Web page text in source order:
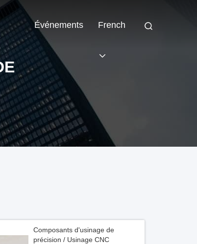
Événements French
Composants d'usinage de
précision / Usinage CNC